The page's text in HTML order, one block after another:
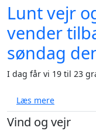
Lunt vejr
vender
søndag
I dag får vi 19 til 23
Læs mereom Lunt
Vind og vejr